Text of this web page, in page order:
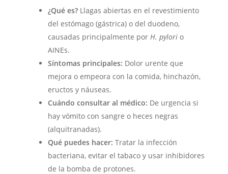
¿Qué es?Llagas abiertas en el revestimiento
del estómago (gástrica) o del duodeno,
causadas principalmente por H. pylorio
AINEs.
Síntomas principales: Dolor urente que
mejora o empeora con la comida, hinchazón,
eructos y náuseas.
Cuándo consultar al médico: De urgencia si
hay vómito con sangre o heces negras
(alquitranadas).
Qué puedes hacer: Tratar la infección
bacteriana, evitar el tabaco y usar inhibidores
de la bomba de protones.